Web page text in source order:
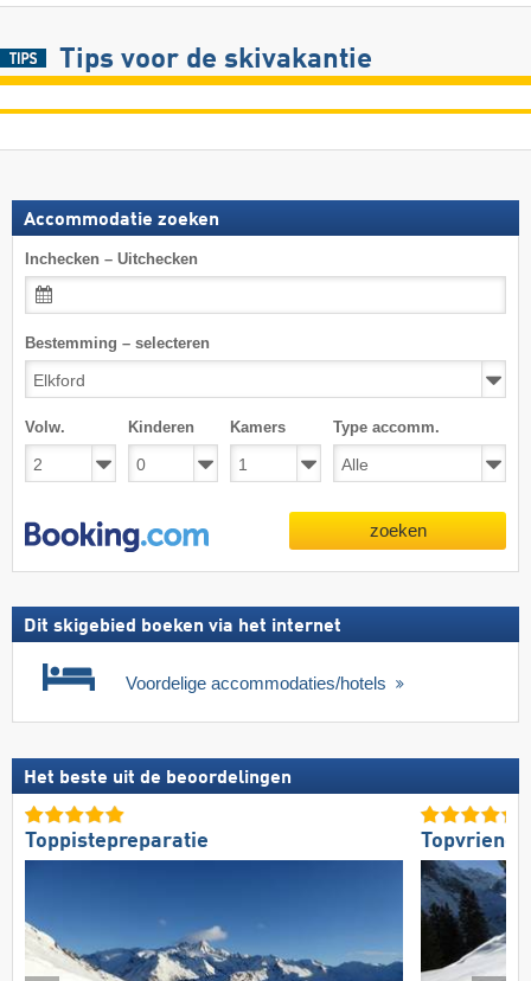
Tips voor de skivakantie
Accommodatie zoeken
Inchecken – Uitchecken
Bestemming – selecteren
Volw. Kinderen Kamers Type accomm.
zoeken
Dit skigebied boeken via het internet
Voordelige accommodaties/hotels
Het beste uit de beoordelingen
Toppistepreparatie